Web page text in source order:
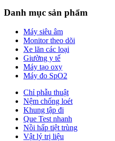
Danh mục sản phẩm
Máy siêu âm
Monitor theo dõi
Xe lăn các loại
Giường y tế
Máy tạo oxy
Máy đo SpO2
Chỉ phẫu thuật
Nệm chống loét
Khung tập đi
Que Test nhanh
Nồi hấp tiệt trùng
Vật lý trị liệu